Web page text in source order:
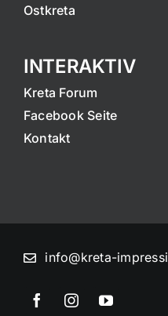
Ostkreta
INTERAKTIV
Kreta Forum
Facebook Seite
Kontakt
info@kreta-